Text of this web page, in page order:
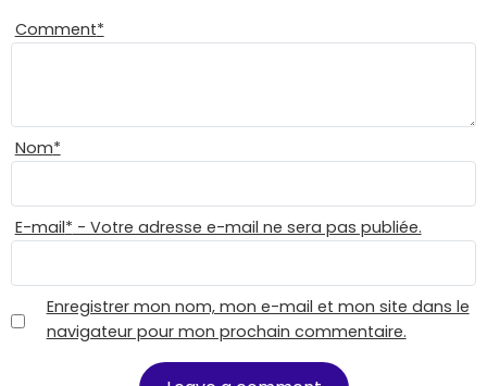
Comment*
Nom*
E-mail* - Votre adresse e-mail ne sera pas publiée.
Enregistrer mon nom, mon e-mail et mon site dans le
navigateur pour mon prochain commentaire.